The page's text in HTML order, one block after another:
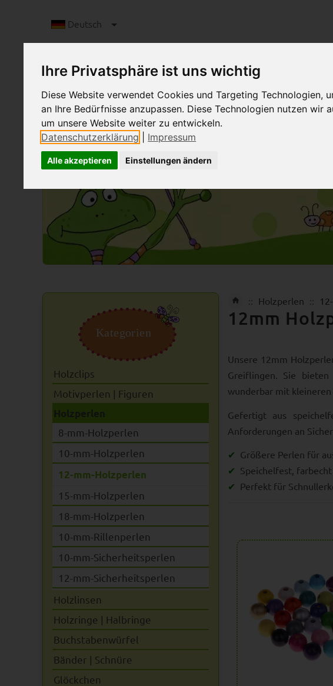
Ihre Privatsphäre ist uns wichtig
Diese Website verwendet Cookies und Targeting Technologien,
an Ihre Bedürfnisse anzupassen. Diese Technologien nutzen wir
um unsere Website weiter zu entwickeln.
Datenschutzerklärung
Impressum
Alle akzeptieren Einstellungen ändern
Deutsch
Holzperlen
12mm
Unsere 12mm
Greiflingen. Sie
wunderbar mit
Gefertigt aus
Anforderungen an
Größere Perlen für
Speichelfest,
Perfekt für
Kategorien
Holzclips
Motivperlen | Figuren
Holzperlen
8-mm-Holzperlen
10-mm-Holzperlen
12-mm-Holzperlen
15-mm-Holzperlen
18-mm-Holzperlen
10-mm-Rillenperlen
10-mm-Sicherheitsperlen
12-mm-Sicherheitsperlen
Holzlinsen
Holzringe | Halbringe
Buchstabenwürfel
Bänder | Schnüre
Glöckchen